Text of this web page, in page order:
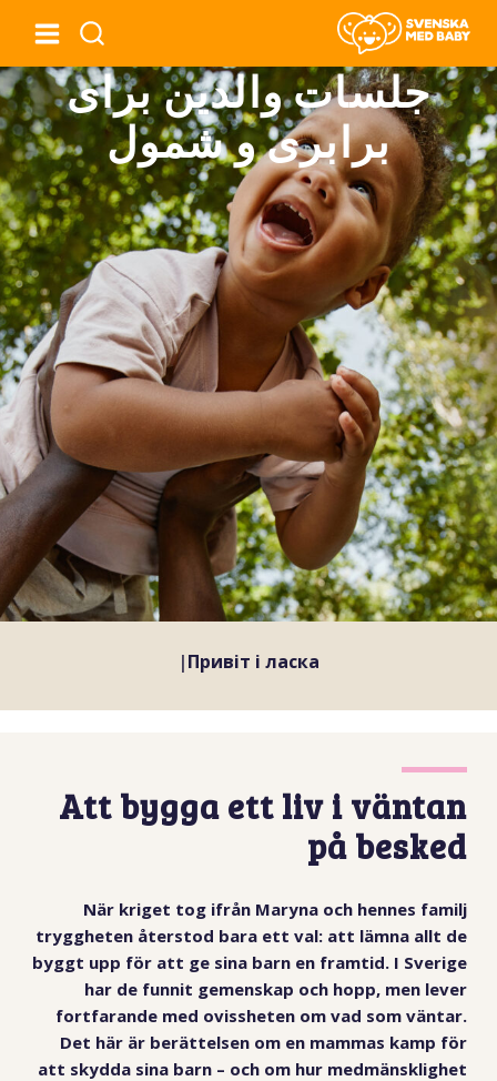
جلسات والدین برای
برابری و شمول
Xewani na
|
Att bygga ett liv i väntan
på besked
När kriget tog ifrån Maryna och hennes familj
tryggheten återstod bara ett val: att lämna allt de
byggt upp för att ge sina barn en framtid. I Sverige
har de funnit gemenskap och hopp, men lever
fortfarande med ovissheten om vad som väntar.
Det här är berättelsen om en mammas kamp för
att skydda sina barn – och om hur medmänsklighet